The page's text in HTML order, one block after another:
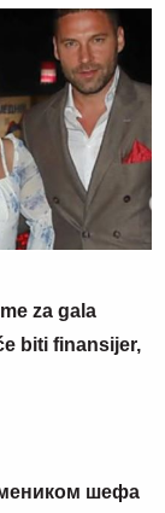
za gala
biti finansijer,
шефа